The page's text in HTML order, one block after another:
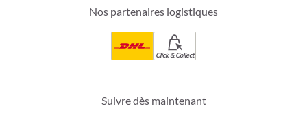
Nos partenaires logistiques
Click & Collect
Suivre dès maintenant